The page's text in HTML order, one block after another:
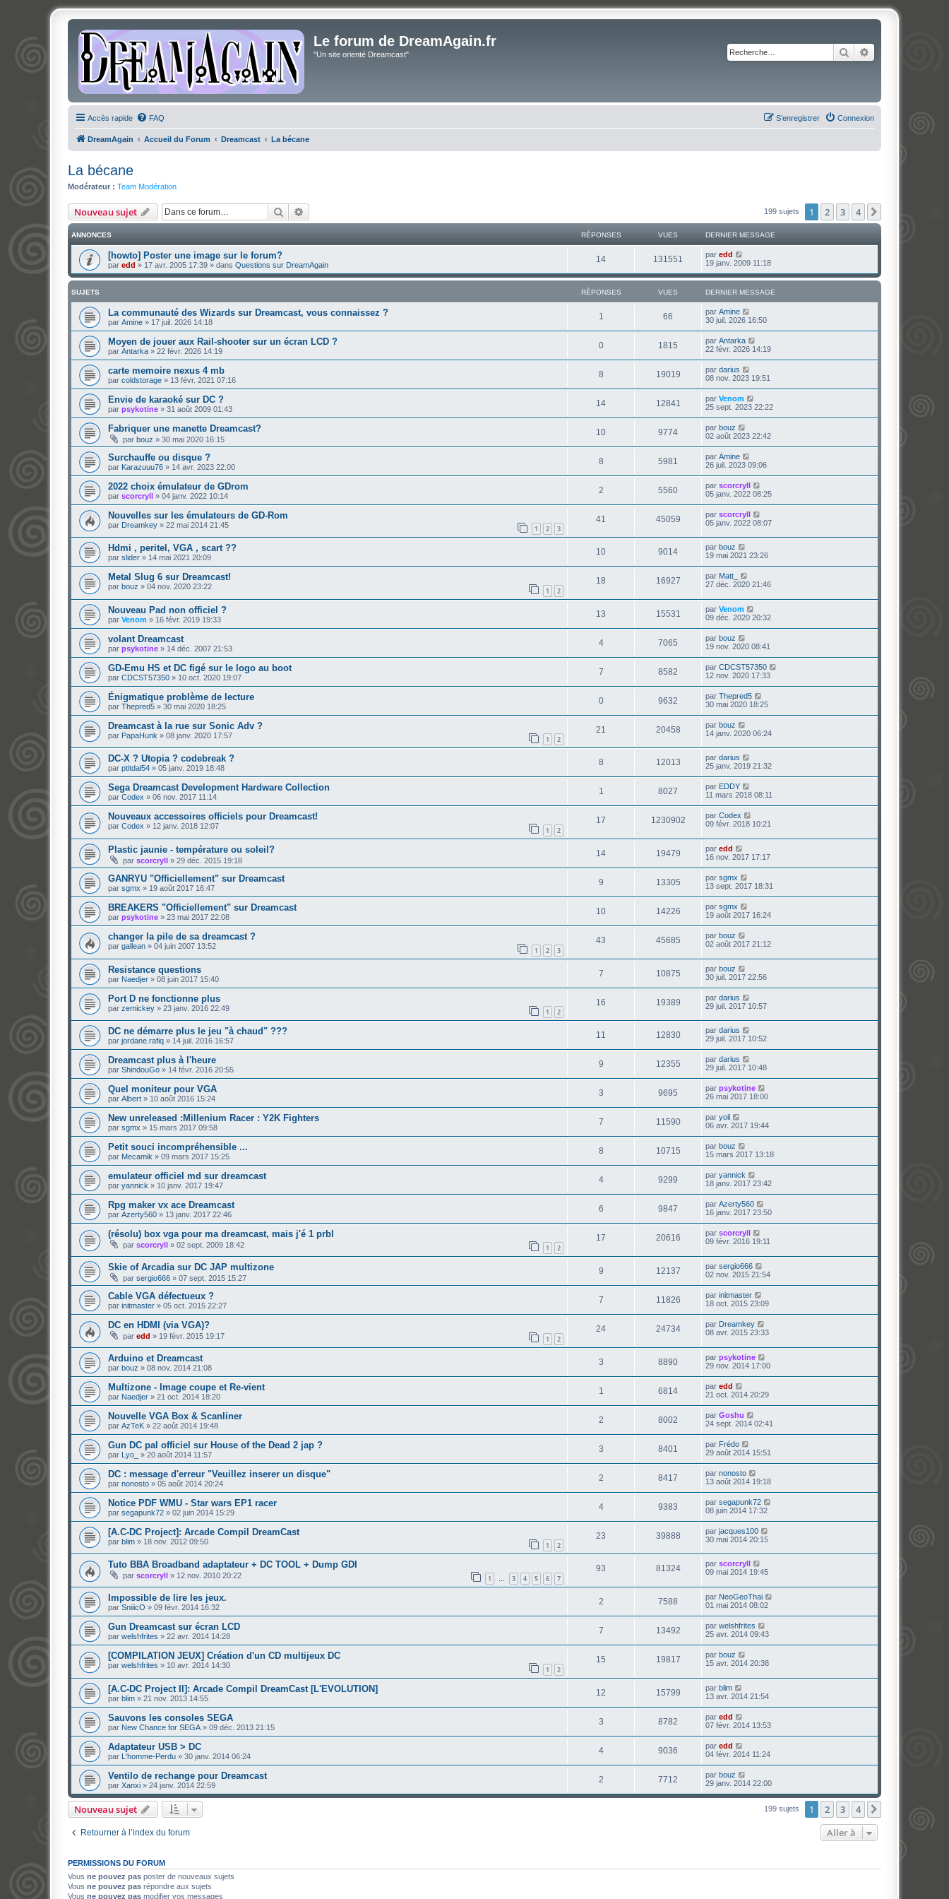
Le forum de DreamAgain.fr
"Un site orienté Dreamcast" Rechercher
Accès rapide FAQ Connexion
S’enregistrer
DreamAgain Accueil du Forum Dreamcast La bécane
La bécane
Modérateur : Team Modération
Nouveau sujet Rechercher 199 sujets 1 2 3 4
ANNONCES RÉPONSES VUES DERNIER MESSAGE
[howto] Poster une image sur le forum?
par edd » 17 avr. 2005 17:39 » dans Questions sur DreamAgain
14 131551 par edd
19 janv. 2009 11:18
SUJETS RÉPONSES VUES DERNIER MESSAGE
La communauté des Wizards sur Dreamcast, vous connaissez ?
par Amine » 17 juil. 2026 14:18
1 66 par Amine
30 juil. 2026 16:50
Moyen de jouer aux Rail-shooter sur un écran LCD ?
par Antarka » 22 févr. 2026 14:19
0 1815 par Antarka
22 févr. 2026 14:19
carte memoire nexus 4 mb
par coldstorage » 13 févr. 2021 07:16
8 19019 par darius
08 nov. 2023 19:51
Envie de karaoké sur DC ?
par psykotine » 31 août 2009 01:43
14 12841 par Venom
25 sept. 2023 22:22
Fabriquer une manette Dreamcast?
par bouz » 30 mai 2020 16:15
10 9774 par bouz
02 août 2023 22:42
Surchauffe ou disque ?
par Karazuuu76 » 14 avr. 2023 22:00
8 5981 par Amine
26 juil. 2023 09:06
2022 choix émulateur de GDrom
par scorcryll » 04 janv. 2022 10:14
2 5560 par scorcryll
05 janv. 2022 08:25
Nouvelles sur les émulateurs de GD-Rom
par Dreamkey » 22 mai 2014 21:45 1 2 3
41 45059 par scorcryll
05 janv. 2022 08:07
Hdmi , peritel, VGA , scart ??
par slider » 14 mai 2021 20:09
10 9014 par bouz
19 mai 2021 23:26
Metal Slug 6 sur Dreamcast!
par bouz » 04 nov. 2020 23:22 1 2
18 16927 par Matt_
27 déc. 2020 21:46
Nouveau Pad non officiel ?
par Venom » 16 févr. 2019 19:33
13 15531 par Venom
09 déc. 2020 20:32
volant Dreamcast
par psykotine » 14 déc. 2007 21:53
4 7065 par bouz
19 nov. 2020 08:41
GD-Emu HS et DC figé sur le logo au boot
par CDCST57350 » 10 oct. 2020 19:07
7 8582 par CDCST57350
12 nov. 2020 17:33
Énigmatique problème de lecture
par Thepred5 » 30 mai 2020 18:25
0 9632 par Thepred5
30 mai 2020 18:25
Dreamcast à la rue sur Sonic Adv ?
par PapaHunk » 08 janv. 2020 17:57 1 2
21 20458 par bouz
14 janv. 2020 06:24
DC-X ? Utopia ? codebreak ?
par ptitdal54 » 05 janv. 2019 18:48
8 12013 par darius
25 janv. 2019 21:32
Sega Dreamcast Development Hardware Collection
par Codex » 06 nov. 2017 11:14
1 8027 par EDDY
11 mars 2018 08:11
Nouveaux accessoires officiels pour Dreamcast!
par Codex » 12 janv. 2018 12:07 1 2
17 1230902 par Codex
09 févr. 2018 10:21
Plastic jaunie - température ou soleil?
par scorcryll » 29 déc. 2015 19:18
14 19479 par edd
16 nov. 2017 17:17
GANRYU "Officiellement" sur Dreamcast
par sgmx » 19 août 2017 16:47
9 13305 par sgmx
13 sept. 2017 18:31
BREAKERS "Officiellement" sur Dreamcast
par psykotine » 23 mai 2017 22:08
10 14226 par sgmx
19 août 2017 16:24
changer la pile de sa dreamcast ?
par gallean » 04 juin 2007 13:52 1 2 3
43 45685 par bouz
02 août 2017 21:12
Resistance questions
par Naedjer » 08 juin 2017 15:40
7 10875 par bouz
30 juil. 2017 22:56
Port D ne fonctionne plus
par zemickey » 23 janv. 2016 22:49 1 2
16 19389 par darius
29 juil. 2017 10:57
DC ne démarre plus le jeu "à chaud" ???
par jordane.rafiq » 14 juil. 2016 16:57
11 12830 par darius
29 juil. 2017 10:52
Dreamcast plus à l'heure
par ShindouGo » 14 févr. 2016 20:55
9 12355 par darius
29 juil. 2017 10:48
Quel moniteur pour VGA
par Albert » 10 août 2016 15:24
3 9695 par psykotine
26 mai 2017 18:00
New unreleased :Millenium Racer : Y2K Fighters
par sgmx » 15 mars 2017 09:58
7 11590 par yoil
06 avr. 2017 19:44
Petit souci incompréhensible ...
par Mecamik » 09 mars 2017 15:25
8 10715 par bouz
15 mars 2017 13:18
emulateur officiel md sur dreamcast
par yannick » 10 janv. 2017 19:47
4 9299 par yannick
18 janv. 2017 23:42
Rpg maker vx ace Dreamcast
par Azerty560 » 13 janv. 2017 22:46
6 9847 par Azerty560
16 janv. 2017 23:50
(résolu) box vga pour ma dreamcast, mais j'é 1 prbl
par scorcryll » 02 sept. 2009 18:42 1 2
17 20616 par scorcryll
09 févr. 2016 19:11
Skie of Arcadia sur DC JAP multizone
par sergio666 » 07 sept. 2015 15:27
9 12137 par sergio666
02 nov. 2015 21:54
Cable VGA défectueux ?
par initmaster » 05 oct. 2015 22:27
7 11826 par initmaster
18 oct. 2015 23:09
DC en HDMI (via VGA)?
par edd » 19 févr. 2015 19:17 1 2
24 24734 par Dreamkey
08 avr. 2015 23:33
Arduino et Dreamcast
par bouz » 08 nov. 2014 21:08
3 8890 par psykotine
29 nov. 2014 17:00
Multizone - Image coupe et Re-vient
par Naedjer » 21 oct. 2014 18:20
1 6814 par edd
21 oct. 2014 20:29
Nouvelle VGA Box & Scanliner
par AzTeK » 22 août 2014 19:48
2 8002 par Goshu
24 sept. 2014 02:41
Gun DC pal officiel sur House of the Dead 2 jap ?
par Lyo_ » 20 août 2014 11:57
3 8401 par Frédo
29 août 2014 15:51
DC : message d'erreur "Veuillez inserer un disque"
par nonosto » 05 août 2014 20:24
2 8417 par nonosto
13 août 2014 19:18
Notice PDF WMU - Star wars EP1 racer
par segapunk72 » 02 juin 2014 15:29
4 9383 par segapunk72
08 juin 2014 17:32
[A.C-DC Project]: Arcade Compil DreamCast
par blim » 18 nov. 2012 09:50 1 2
23 39888 par jacques100
30 mai 2014 20:15
Tuto BBA Broadband adaptateur + DC TOOL + Dump GDI
par scorcryll » 12 nov. 2010 20:22 1 … 3 4 5 6 7
93 81324 par scorcryll
09 mai 2014 19:45
Impossible de lire les jeux.
par SniiicO » 09 févr. 2014 16:32
2 7588 par NeoGeoThai
01 mai 2014 08:02
Gun Dreamcast sur écran LCD
par welshfrites » 22 avr. 2014 14:28
7 13492 par welshfrites
25 avr. 2014 09:43
[COMPILATION JEUX] Création d'un CD multijeux DC
par welshfrites » 10 avr. 2014 14:30 1 2
15 19817 par bouz
15 avr. 2014 20:38
[A.C-DC Project II]: Arcade Compil DreamCast [L'EVOLUTION]
par blim » 21 nov. 2013 14:55
12 15799 par blim
13 avr. 2014 21:54
Sauvons les consoles SEGA
par New Chance for SEGA » 09 déc. 2013 21:15
3 8782 par edd
07 févr. 2014 13:53
Adaptateur USB > DC
par L'homme-Perdu » 30 janv. 2014 06:24
4 9036 par edd
04 févr. 2014 11:24
Ventilo de rechange pour Dreamcast
par Xanxi » 24 janv. 2014 22:59
2 7712 par bouz
29 janv. 2014 22:00
Nouveau sujet 199 sujets 1 2 3 4
Retourner à l’index du forum Aller à
PERMISSIONS DU FORUM
Vous ne pouvez pas poster de nouveaux sujets
Vous ne pouvez pas répondre aux sujets
Vous ne pouvez pas modifier vos messages